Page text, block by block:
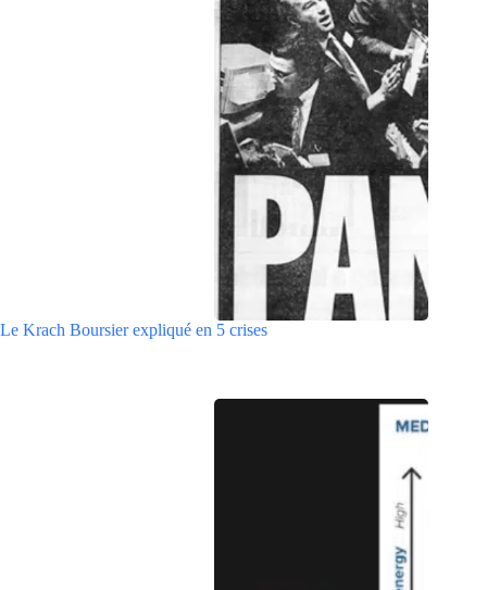
Le Krach Boursier expliqué en 5 crises